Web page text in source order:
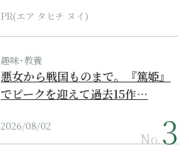
PR(エア タヒチ ヌイ)
趣味･教養
悪女から戦国ものまで。『篤姫』
でピークを迎えて過去15作…
2026/08/02
No.